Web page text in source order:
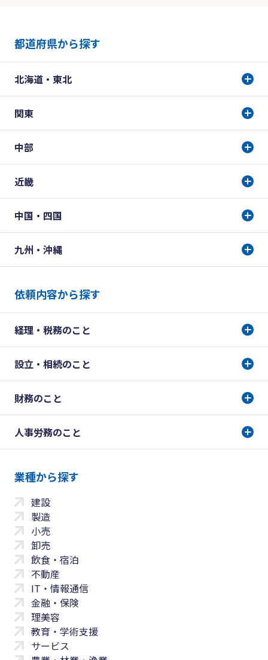
都道府県から探す
北海道・東北
関東
中部
近畿
中国・四国
九州・沖縄
依頼内容から探す
経理・税務のこと
設立・相続のこと
財務のこと
人事労務のこと
業種から探す
建設
製造
小売
卸売
飲食・宿泊
不動産
IT・情報通信
金融・保険
理美容
教育・学術支援
サービス